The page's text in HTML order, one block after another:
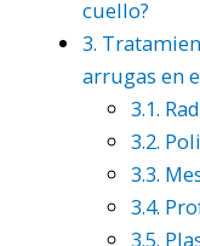
cuello?
3.
arrugas en
3.1.
3.2.
3.3.
3.4.
3.5.